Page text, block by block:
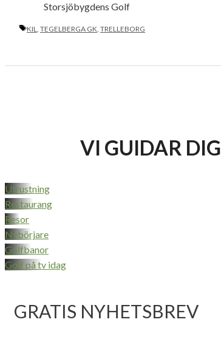
Storsjöbygdens Golf
ETIKETTER
KIL, TEGELBERGA GK, TRELLEBORG
VI GUIDAR DIG
Utrustning
Restaurang
Resor
Nybörjare
Golfbanor
Golf på tv idag
GRATIS NYHETSBREV